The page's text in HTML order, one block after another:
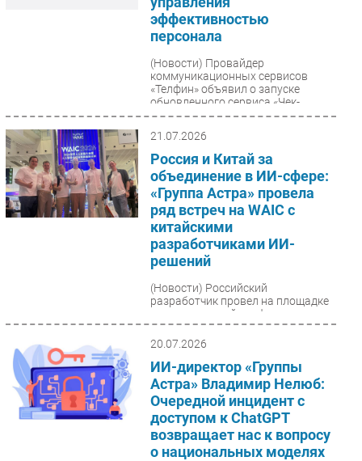
эффективностью
персонала
(Новости) Провайдер
коммуникационных сервисов
«Телфин» объявил о запуске
обновленного сервиса «Чек-
листы» для анализа качества
21.07.2026
Россия и Китай за
объединение в ИИ-сфере:
«Группа Астра» провела
ряд встреч на WAIC с
китайскими
разработчиками ИИ-
решений
(Новости) Российский
разработчик провел на площадке
международной конференции ряд
ключевых бизнес-встреч и
деловых мероприятий,
способствующих...
20.07.2026
ИИ-директор «Группы
Астра» Владимир Нелюб:
Очередной инцидент с
доступом к ChatGPT
возвращает нас к вопросу
о национальных моделях